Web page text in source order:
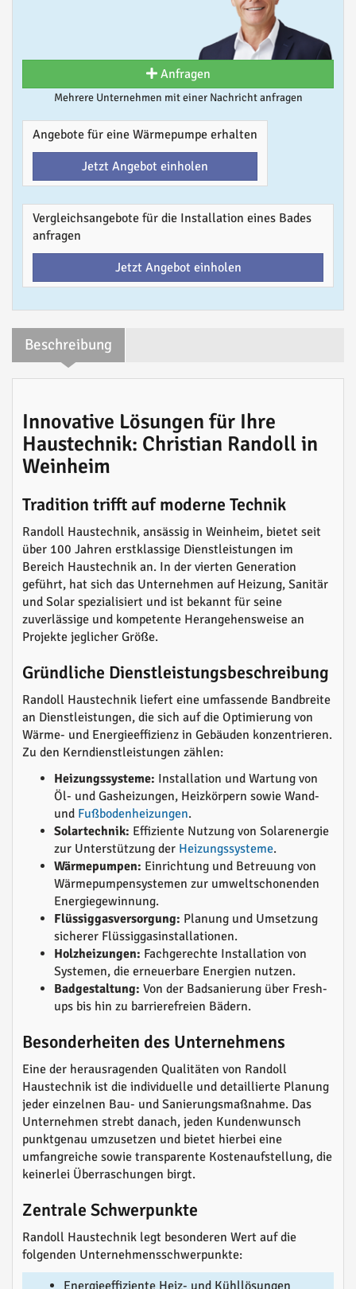
Anfragen
Mehrere Unternehmen mit einer Nachricht anfragen
Angebote für eine Wärmepumpe erhalten
Jetzt Angebot einholen
Vergleichsangebote für die Installation eines Bades
anfragen
Jetzt Angebot einholen
Beschreibung
Innovative Lösungen für Ihre
Haustechnik: Christian Randoll in
Weinheim
Tradition trifft auf moderne Technik
Randoll Haustechnik, ansässig in Weinheim, bietet seit
über 100 Jahren erstklassige Dienstleistungen im
Bereich Haustechnik an. In der vierten Generation
geführt, hat sich das Unternehmen auf Heizung, Sanitär
und Solar spezialisiert und ist bekannt für seine
zuverlässige und kompetente Herangehensweise an
Projekte jeglicher Größe.
Gründliche Dienstleistungsbeschreibung
Randoll Haustechnik liefert eine umfassende Bandbreite
an Dienstleistungen, die sich auf die Optimierung von
Wärme- und Energieeffizienz in Gebäuden konzentrieren.
Zu den Kerndienstleistungen zählen:
Heizungssysteme: Installation und Wartung von
Öl- und Gasheizungen, Heizkörpern sowie Wand-
und Fußbodenheizungen.
Solartechnik: Effiziente Nutzung von Solarenergie
zur Unterstützung der Heizungssysteme.
Wärmepumpen: Einrichtung und Betreuung von
Wärmepumpensystemen zur umweltschonenden
Energiegewinnung.
Flüssiggasversorgung: Planung und Umsetzung
sicherer Flüssiggasinstallationen.
Holzheizungen: Fachgerechte Installation von
Systemen, die erneuerbare Energien nutzen.
Badgestaltung: Von der Badsanierung über Fresh-
ups bis hin zu barrierefreien Bädern.
Besonderheiten des Unternehmens
Eine der herausragenden Qualitäten von Randoll
Haustechnik ist die individuelle und detaillierte Planung
jeder einzelnen Bau- und Sanierungsmaßnahme. Das
Unternehmen strebt danach, jeden Kundenwunsch
punktgenau umzusetzen und bietet hierbei eine
umfangreiche sowie transparente Kostenaufstellung, die
keinerlei Überraschungen birgt.
Zentrale Schwerpunkte
Randoll Haustechnik legt besonderen Wert auf die
folgenden Unternehmensschwerpunkte: